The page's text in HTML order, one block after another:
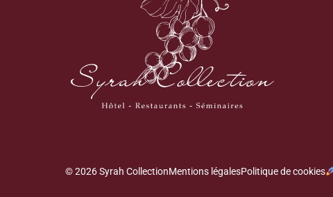
© 2026 Syrah CollectionMentions légalesPolitique de cookies